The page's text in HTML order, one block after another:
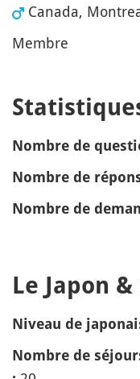
Canada,
Membre
Nombre de
Nombre de
Nombre de
Le Japon
Niveau de
Nombre de